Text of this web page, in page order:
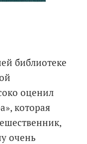
библиотеке
оценил
которая
очень